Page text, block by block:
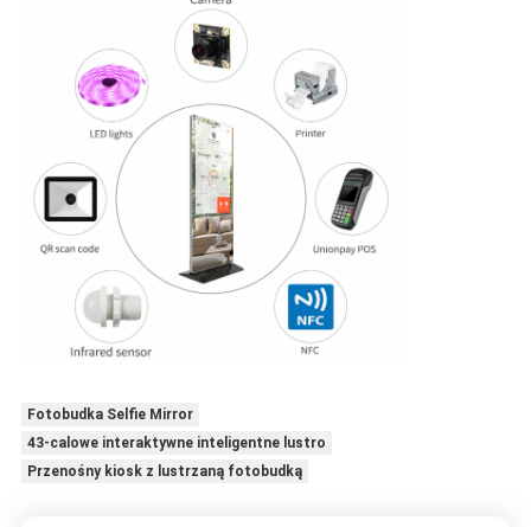
Fotobudka Selfie Mirror
43-calowe interaktywne inteligentne lustro
Przenośny kiosk z lustrzaną fotobudką